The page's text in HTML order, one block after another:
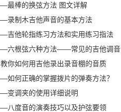
最棒的换弦方法 图文详解
录制木吉他声音的基本方法
吉他轮指练习方法和实用练习指法
根弦六种方法——常见的吉他调音方法
你如何用吉他录出录音棚的音质
何正确的掌握拨片的弹奏方法？
变调夹的使用详细说明
八度音的演奏技巧以及护弦要领